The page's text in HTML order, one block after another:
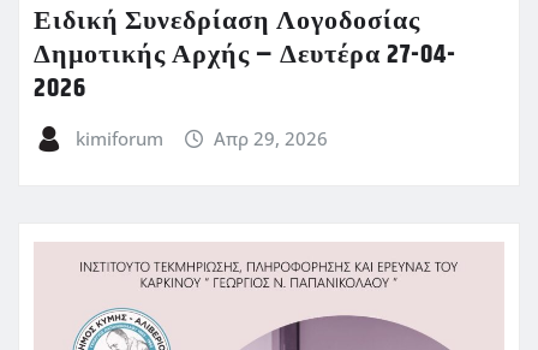
Ειδική Συνεδρίαση Λογοδοσίας
Δημοτικής Αρχής – Δευτέρα 27-04-
2026
kimiforum Απρ 29, 2026